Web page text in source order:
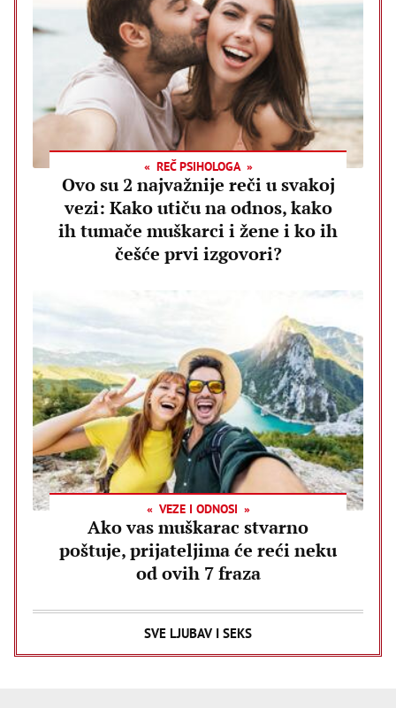
REČ PSIHOLOGA
Ovo su 2 najvažnije reči u svakoj
vezi: Kako utiču na odnos, kako
ih tumače muškarci i žene i ko ih
češće prvi izgovori?
VEZE I ODNOSI
Ako vas muškarac stvarno
poštuje, prijateljima će reći neku
od ovih 7 fraza
SVE LJUBAV I SEKS